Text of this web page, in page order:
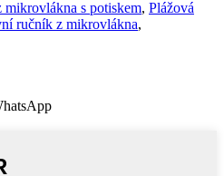
mikrovlákna s potiskem, Plážová
ručník z mikrovlákna,